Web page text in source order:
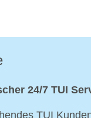
24/7 TUI
TUI